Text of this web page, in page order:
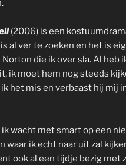
(2006) is een
al ver te zoeken en het is
die ik over sla. Al heb
ik moet hem nog steeds
het mis en verbaast hij mij
wacht met smart op een
waar ik echt naar uit zal
ook al een tijdje bezig met